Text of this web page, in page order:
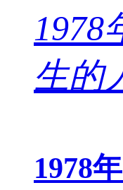
1978